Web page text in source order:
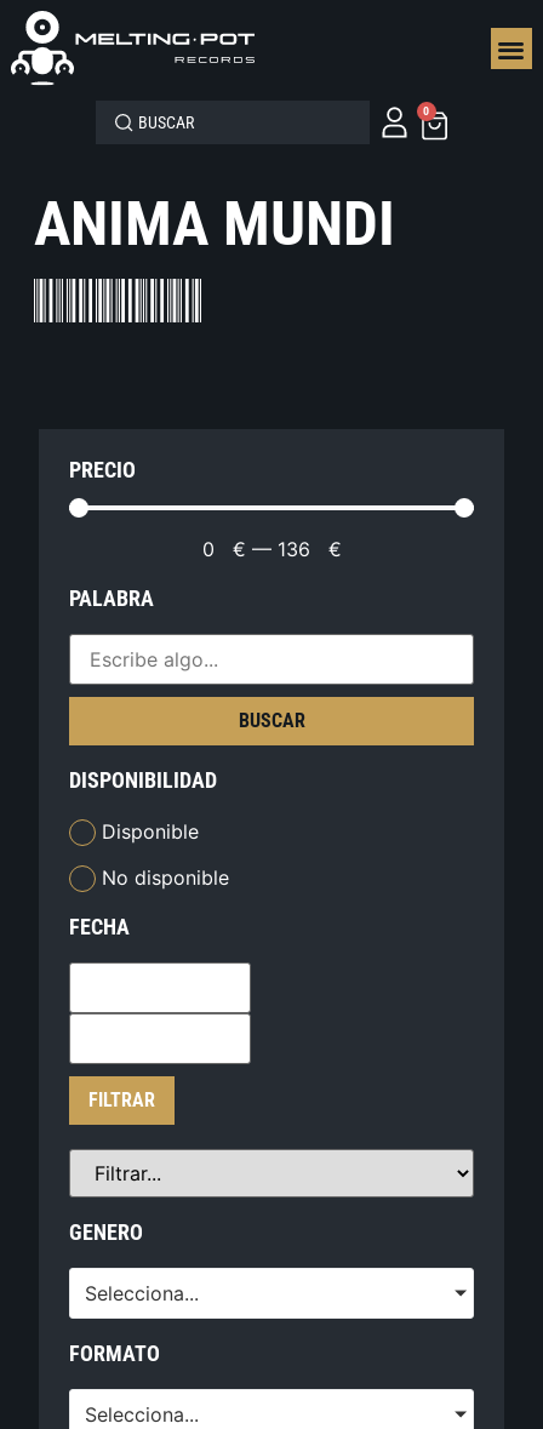
0
ANIMA MUNDI
PRECIO
0 € — 136 €
PALABRA
BUSCAR
DISPONIBILIDAD
Disponible
No disponible
FECHA
FILTRAR
GENERO
Selecciona...
FORMATO
Selecciona...